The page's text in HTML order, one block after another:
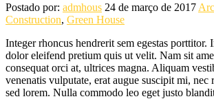
Postado por: admhous 24 de março de 2017
Construction, Green House
Integer rhoncus hendrerit sem egestas porttitor.
dolor eleifend pretium quis ut velit. Nam sit
consequat orci at, ultrices magna. Aliquam
venenatis vulputate, erat augue suscipit mi, nec
sed lorem. Nulla commodo leo eget justo